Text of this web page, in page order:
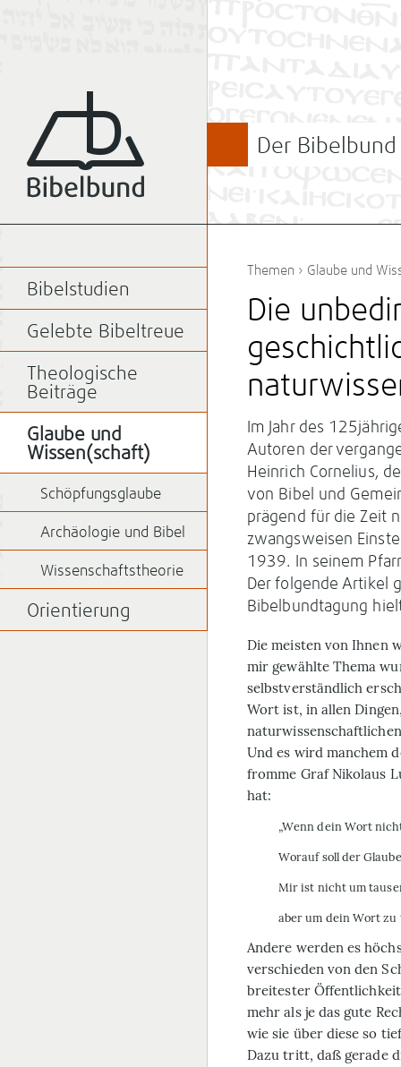
Der Bibelbund
Themen › Glaube und
Die
Im Jahr des
Autoren der
Heinrich Cornelius,
von Bibel und
prägend für die Zeit
zwangsweisen
1939. In seinem
Der folgende Artikel
Bibelbundtagung
Die meisten von Ihnen
mir gewählte Thema
selbstverständlich
Wort ist, in allen
Und es wird manchem
fromme Graf Nikolaus
hat:
„Wenn dein Wort
Worauf soll der
Mir ist nicht um
aber um dein Wort zu
Andere werden es
verschieden von den
breitester
mehr als je das gute
wie sie über diese so
Dazu tritt, daß gerade
Bibelstudien
Gelebte Bibeltreue
Theologische
Beiträge
Glaube und
Wissen(schaft)
Schöpfungsglaube
Archäologie und Bibel
Wissenschaftstheorie
Orientierung